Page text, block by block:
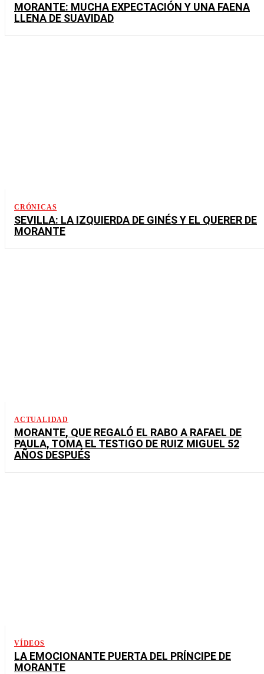
MORANTE: MUCHA EXPECTACIÓN Y UNA FAENA
LLENA DE SUAVIDAD
CRÓNICAS
SEVILLA: LA IZQUIERDA DE GINÉS Y EL QUERER DE
MORANTE
ACTUALIDAD
MORANTE, QUE REGALÓ EL RABO A RAFAEL DE
PAULA, TOMA EL TESTIGO DE RUIZ MIGUEL 52
AÑOS DESPUÉS
VÍDEOS
LA EMOCIONANTE PUERTA DEL PRÍNCIPE DE
MORANTE